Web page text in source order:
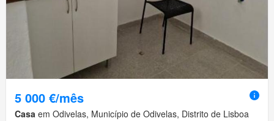
5 000 €/mês
Casa em Odivelas, Município de Odivelas, Distrito de Lisboa